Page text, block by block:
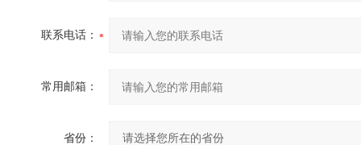
联系电话：
常用邮箱：
省份：